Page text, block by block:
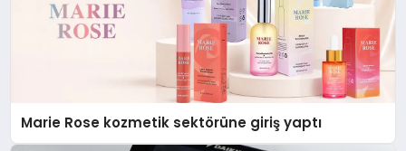
Marie Rose kozmetik sektörüne giriş yaptı